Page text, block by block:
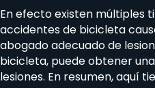
En efecto existen múltiples
accidentes de bicicleta
abogado adecuado de
bicicleta, puede obtener
lesiones. En resumen, aquí